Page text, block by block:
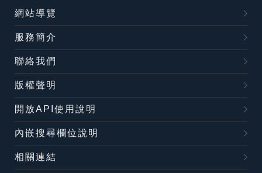
網站導覽
服務簡介
聯絡我們
版權聲明
開放API使用說明
內嵌搜尋欄位說明
相關連結